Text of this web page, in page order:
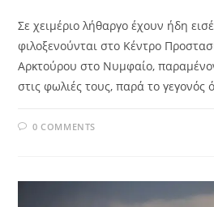
Σε χειμέριο λήθαργο έχουν ήδη
φιλοξενούνται στο Κέντρο
Αρκτούρου στο Νυμφαίο,
στις φωλιές τους, παρά το γεγονός
0 COMMENTS